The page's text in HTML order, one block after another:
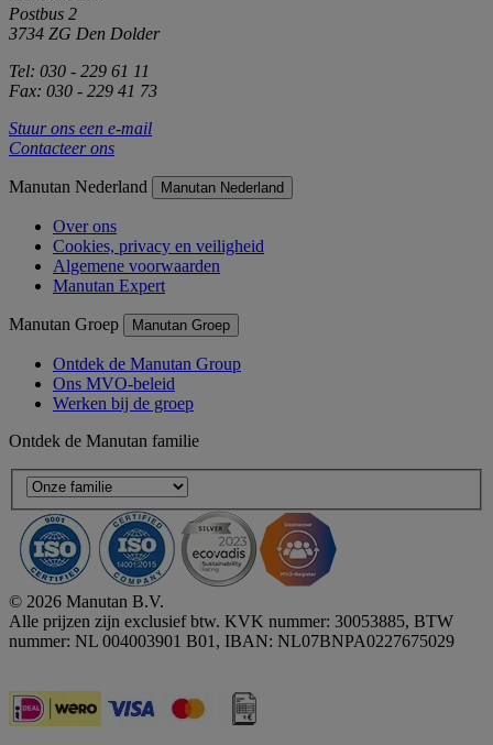
Postbus 2
3734 ZG Den Dolder
Tel: 030 - 229 61 11
Fax: 030 - 229 41 73
Stuur ons een e-mail
Contacteer ons
Manutan Nederland Manutan Nederland
Over ons
Cookies, privacy en veiligheid
Algemene voorwaarden
Manutan Expert
Manutan Groep Manutan Groep
Ontdek de Manutan Group
Ons MVO-beleid
Werken bij de groep
Ontdek de Manutan familie
© 2026 Manutan B.V.
Alle prijzen zijn exclusief btw. KVK nummer: 30053885, BTW
nummer: NL 004003901 B01, IBAN: NL07BNPA0227675029